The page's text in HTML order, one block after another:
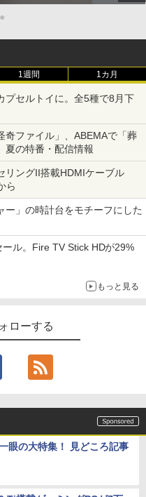
●
1週間 1カ月
プセルトイに。全5種で8月下
奇ファイル」、ABEMAで「葬
夏の特番・配信情報
リングII搭載HDMIケーブル
ら
ー」の時計台をモチーフにした
ル。Fire TV Stick HDが29%
もっと見る
ローする
眼の大特集！ 見どころ記事